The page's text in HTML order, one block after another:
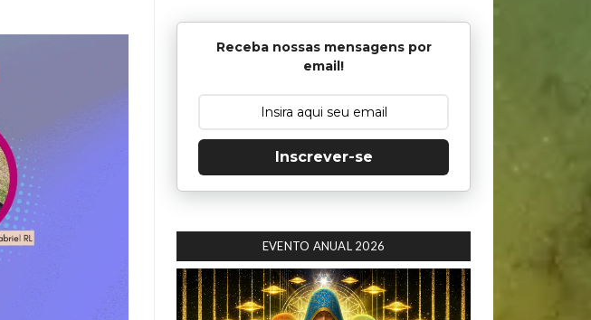
Receba nossas mensagens por
email!
Inscrever-se
EVENTO ANUAL 2026